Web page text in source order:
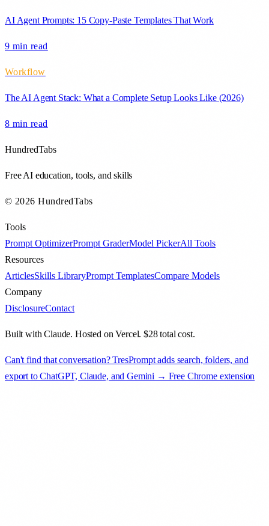
AI Agent Prompts: 15 Copy-Paste Templates That Work
9 min read
Workflow
The AI Agent Stack: What a Complete Setup Looks Like (2026)
8 min read
HundredTabs
Free AI education, tools, and skills
© 2026 HundredTabs
Tools
Prompt OptimizerPrompt GraderModel PickerAll Tools
Resources
ArticlesSkills LibraryPrompt TemplatesCompare Models
Company
DisclosureContact
Built with Claude. Hosted on Vercel. $28 total cost.
Can't find that conversation? TresPrompt adds search, folders, and
export to ChatGPT, Claude, and Gemini → Free Chrome extension